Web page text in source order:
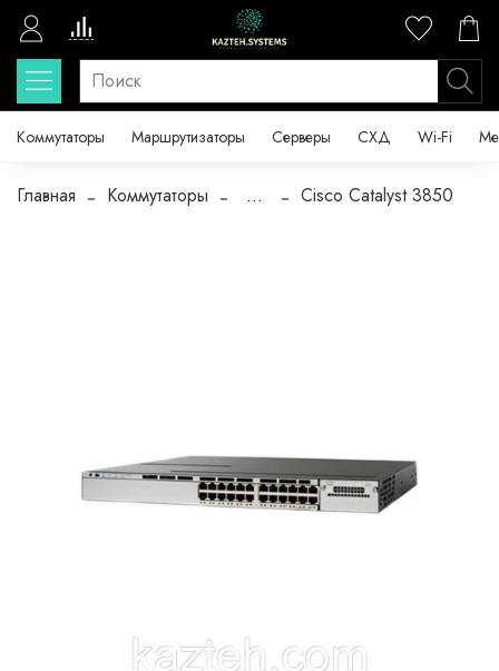
Коммутаторы Маршрутизаторы Серверы СХД Wi-Fi
Главная Коммутаторы ... Cisco Catalyst 3850